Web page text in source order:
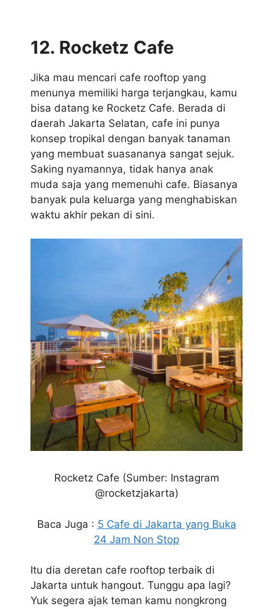
12. Rocketz Cafe
Jika mau mencari cafe rooftop yang
menunya memiliki harga terjangkau, kamu
bisa datang ke Rocketz Cafe. Berada di
daerah Jakarta Selatan, cafe ini punya
konsep tropikal dengan banyak tanaman
yang membuat suasananya sangat sejuk.
Saking nyamannya, tidak hanya anak
muda saja yang memenuhi cafe. Biasanya
banyak pula keluarga yang menghabiskan
waktu akhir pekan di sini.
Rocketz Cafe (Sumber: Instagram
@rocketzjakarta)
Baca Juga : 5 Cafe di Jakarta yang Buka
24 Jam Non Stop
Itu dia deretan cafe rooftop terbaik di
Jakarta untuk hangout. Tunggu apa lagi?
Yuk segera ajak teman kamu nongkrong